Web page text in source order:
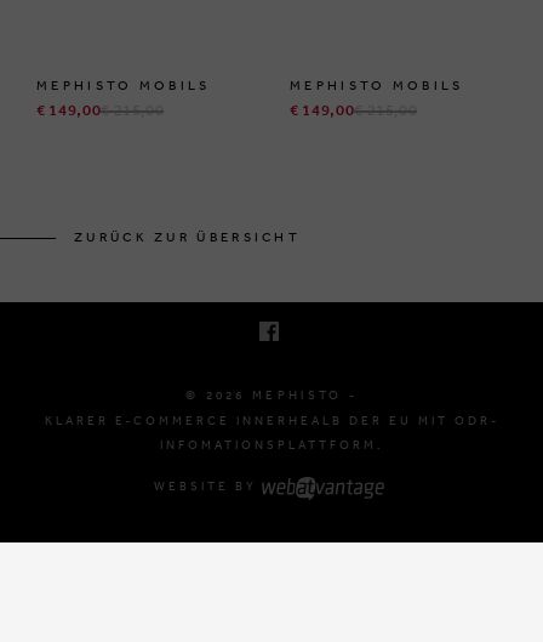
MEPHISTO MOBILS
€ 149,00€ 215,00
MEPHISTO MOBILS
€ 149,00€ 215,00
ZURÜCK ZUR ÜBERSICHT
© 2026 MEPHISTO -
KLARER E-COMMERCE INNERHEALB DER EU MIT ODR-
INFOMATIONSPLATTFORM.
WEBSITE BY